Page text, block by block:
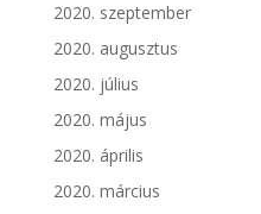
2020. szeptember
2020. augusztus
2020. július
2020. május
2020. április
2020. március